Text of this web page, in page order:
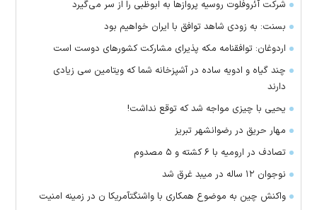
شرکت آئروفلوت روسیه پرواز‌ها به ابوظبی را از سر می‌گیرد
بسنت: به زودی شاهد توافق با ایران خواهیم بود
اردوغان: توافقنامه مکه پذیرای مشارکت کشور‌های دوست است
چند گیاه و ادویه ساده در آشپزخانه شما که ویتامین سی زیادی
دارند
یحیی با چیزی مواجه شد که توقع نداشت!
مهار حریق در رضوانشهر تبریز
تصادف در ارومیه با ۶ کشته و ۵ مصدوم
نوجوان ۱۲ ساله در میبد غرق شد
واکنش چین به موضوع همکاری با واشنگتآمریکا ن در زمینه امنیت